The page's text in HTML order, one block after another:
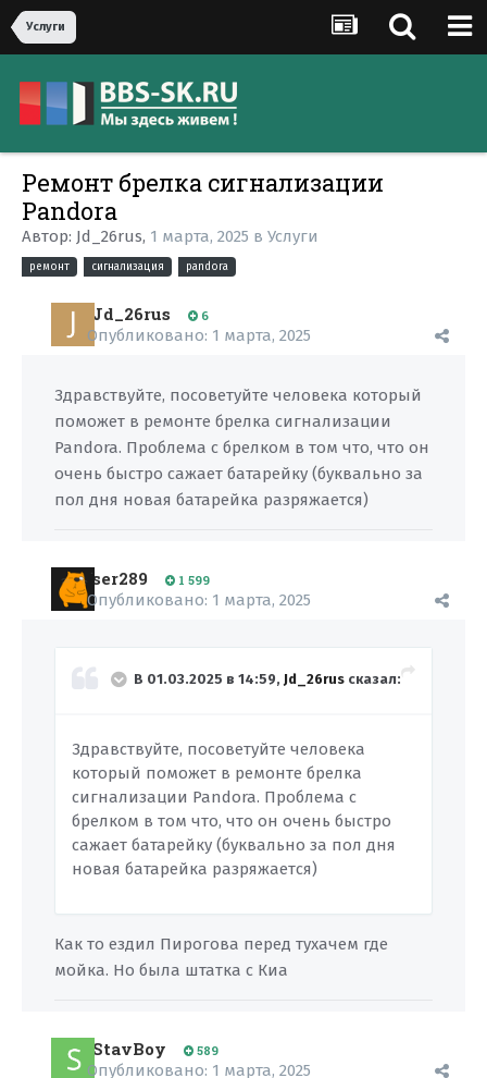
Услуги
Ремонт брелка сигнализации
Pandora
Автор: Jd_26rus, 1 марта, 2025 в Услуги
ремонт сигнализация pandora
Jd_26rus 6
Опубликовано: 1 марта, 2025
Здравствуйте, посоветуйте человека который
поможет в ремонте брелка сигнализации
Pandora. Проблема с брелком в том что, что он
очень быстро сажает батарейку (буквально за
пол дня новая батарейка разряжается)
ser289 1 599
Опубликовано: 1 марта, 2025
В 01.03.2025 в 14:59, Jd_26rus сказал:
Здравствуйте, посоветуйте человека
который поможет в ремонте брелка
сигнализации Pandora. Проблема с
брелком в том что, что он очень быстро
сажает батарейку (буквально за пол дня
новая батарейка разряжается)
Как то ездил Пирогова перед тухачем где
мойка. Но была штатка с Киа
StavBoy 589
Опубликовано: 1 марта, 2025